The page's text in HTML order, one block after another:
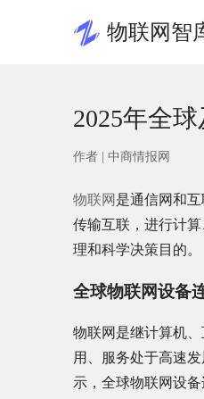
物联网智
2025年全
作者 | 中商情报网
物联网 是通信网和
传输互联，进行计
理和科学决策目的。
全球物联网设备
物联网是继计算机
用、服务处于高速
示，全球物联网设备